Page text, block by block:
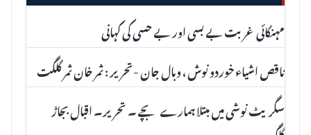
مہنگائی غربت بے بسی اور بے حسی کی کہانی
ناقص اشیاء خوردو نوش ، وبال جان -تحریر : ثمر خان ثمر گلگت
سگریٹ نوشی میں مبتلا ہمارے بچے ۔ تحریر۔ اقبال بجاڑ